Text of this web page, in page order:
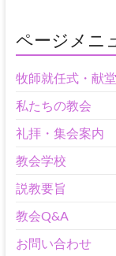
ページメニ
牧師就任式・献
私たちの教会
礼拝・集会案内
教会学校
説教要旨
教会Q&A
お問い合わせ